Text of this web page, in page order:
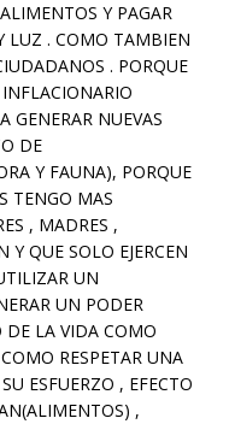
Y PAGAR
LUZ . COMO TAMBIEN
. PORQUE
GENERAR NUEVAS
DE
Y FAUNA), PORQUE
TENGO MAS
, MADRES ,
Y QUE SOLO EJERCEN
UN
UN PODER
DE LA VIDA COMO
RESPETAR UNA
ESFUERZO , EFECTO
,